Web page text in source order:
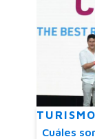
Cuáles